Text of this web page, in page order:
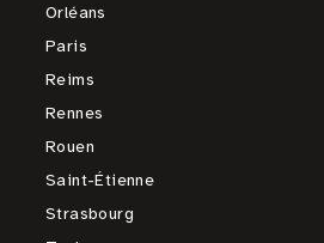
Orléans
Paris
Reims
Rennes
Rouen
Saint-Étienne
Strasbourg